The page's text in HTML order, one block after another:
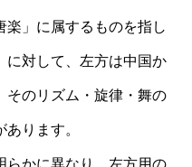
楽」に属するものを指し
に対して、左方は中国か
そのリズム・旋律・舞の
ります。
らかに異なり、左方用の